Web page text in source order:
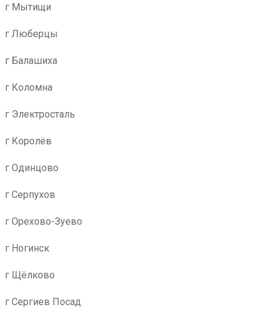
г Мытищи
г Люберцы
г Балашиха
г Коломна
г Электросталь
г Королёв
г Одинцово
г Серпухов
г Орехово-Зуево
г Ногинск
г Щёлково
г Сергиев Посад